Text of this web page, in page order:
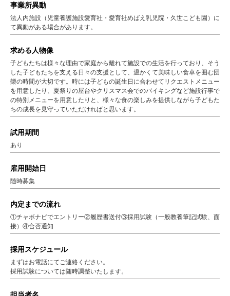
事業所異動
法人内施設（児童養護施設愛育社・愛育社めばえ乳児院・久世こども園）に
て異動がある場合があります。
求める人物像
子どもたちは様々な理由で家庭から離れて施設での生活を行っており、そう
した子どもたちを支える日々の支援として、温かくて美味しい食卓を囲む団
欒の時間が大切です。時には子どもの誕生日に合わせてリクエストメニュー
を用意したり、夏祭りの屋台やクリスマス会でのバイキングなど施設行事で
の特別メニューを用意したりと、様々な食の楽しみを提供しながら子どもた
ちの成長を見守っていただければと思います。
試用期間
あり
雇用開始日
随時募集
内定までの流れ
①チャボナビでエントリー②履歴書送付③採用試験（一般教養筆記試験、面
接）④合否通知
採用スケジュール
まずはお電話にてご連絡ください。
採用試験については随時調整いたします。
担当者名